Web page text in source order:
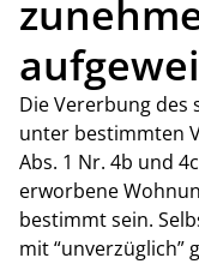
Die Vererbung des
unter bestimmten
Abs. 1 Nr. 4b und
erworbene
bestimmt sein.
mit “unverzüglich”